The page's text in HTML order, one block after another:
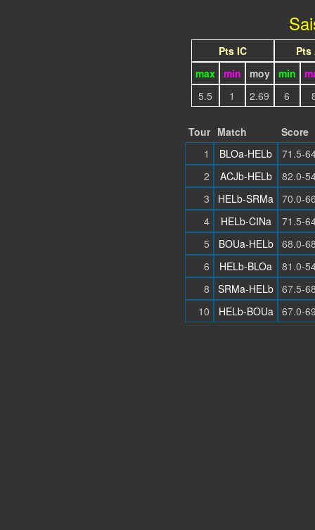
Pts IC
Pts
max
min moy min
5.5
1 2.69 6
Tour Match
Score
1
BLOa-HELb
71.5-
2
ACJb-HELb
82.0-
3
HELb-SRMa 70.0-
4
HELb-CINa
71.5-
5
BOUa-HELb
68.0-
6
HELb-BLOa
81.0-
8
SRMa-HELb 67.5-
10
HELb-BOUa 67.0-